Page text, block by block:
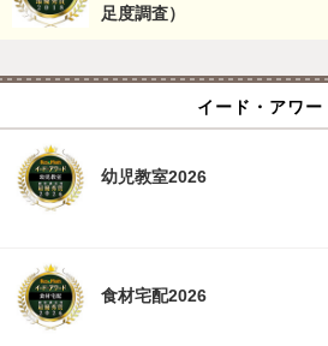
足度調査）
イード・アワー
幼児教室2026
食材宅配2026